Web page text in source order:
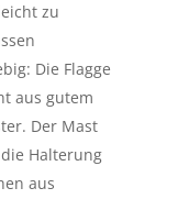
zu
Die Flagge
aus gutem
Der Mast
Halterung
aus